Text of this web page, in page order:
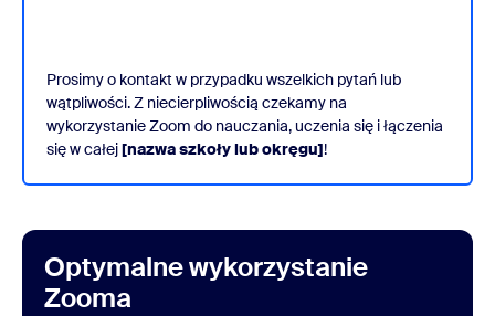
Prosimy o kontakt w przypadku wszelkich pytań lub
wątpliwości. Z niecierpliwością czekamy na
wykorzystanie Zoom do nauczania, uczenia się i łączenia
się w całej[nazwa szkoły lub okręgu]!
Optymalne wykorzystanie
Zooma